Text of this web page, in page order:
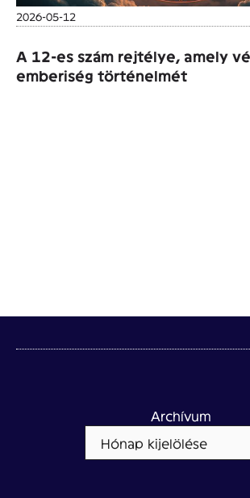
2026-05-12
A 12-es szám rejtélye, amely
emberiség történelmét
Archívum